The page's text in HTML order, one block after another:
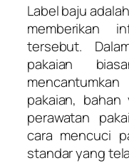
Label baju
memberikan
tersebut.
pakaian
pakaian,
perawatan
cara mencuci
standar yang